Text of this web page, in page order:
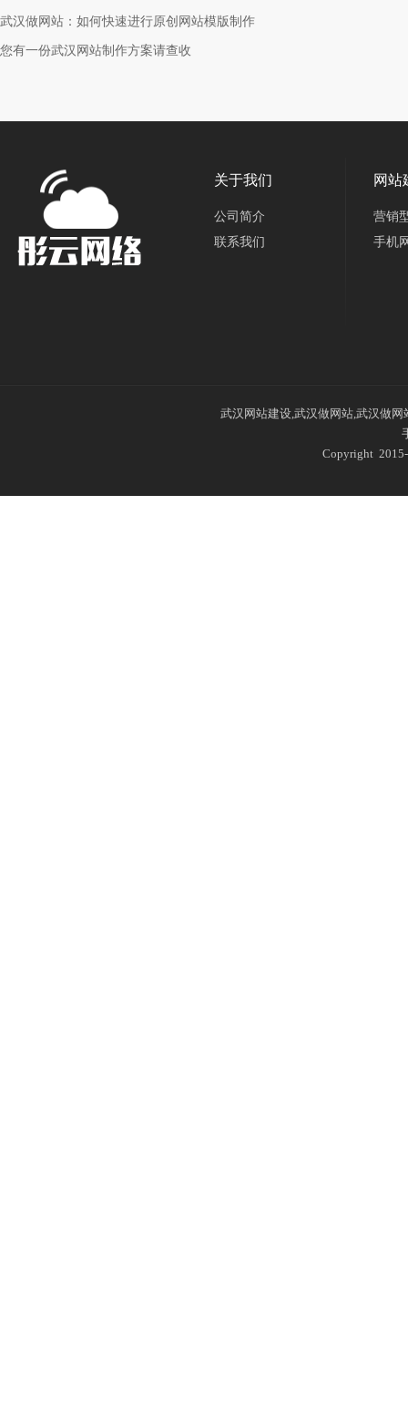
武汉做网站：如何快速进行原创网站模版制作
您有一份武汉网站制作方案请查收
关于我们
公司简介
联系我们
网站
营销
手机
武汉网站建设,武汉做网站,武汉做
Copyright